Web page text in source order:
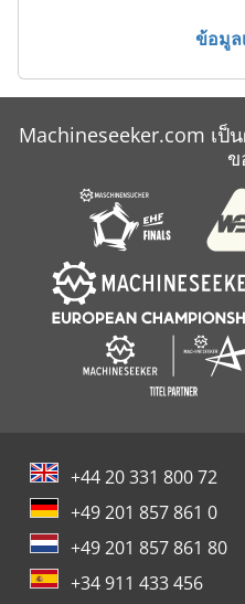
ข้อมูล
Machineseeker.com เป็
ข
+44 20 331 800 72
+49 201 857 861 0
+49 201 857 861 80
+34 911 433 456